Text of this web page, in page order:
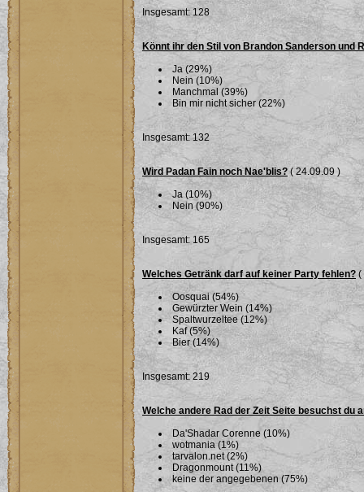
Insgesamt: 128
Könnt ihr den Stil von Brandon Sanderson und
Ja (29%)
Nein (10%)
Manchmal (39%)
Bin mir nicht sicher (22%)
Insgesamt: 132
Wird Padan Fain noch Nae'blis?( 24.09.09 )
Ja (10%)
Nein (90%)
Insgesamt: 165
Welches Getränk darf auf keiner Party fehlen? (
Oosquai (54%)
Gewürzter Wein (14%)
Spaltwurzeltee (12%)
Kaf (5%)
Bier (14%)
Insgesamt: 219
Welche andere Rad der Zeit Seite besuchst du
Da'Shadar Corenne (10%)
wotmania (1%)
tarvalon.net (2%)
Dragonmount (11%)
keine der angegebenen (75%)